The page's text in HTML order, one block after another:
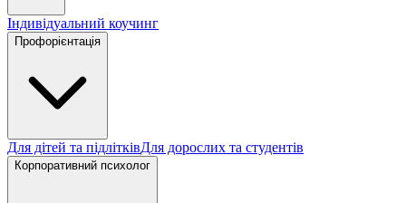
Індивідуальний коучинг
Профорієнтація
Для дітей та підлітківДля дорослих та студентів
Корпоративний психолог